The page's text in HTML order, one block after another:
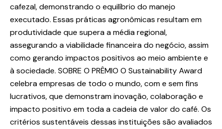
cafezal, demonstrando o equilíbrio do manejo
executado. Essas práticas agronômicas resultam em
produtividade que supera a média regional,
assegurando a viabilidade financeira do negócio, assim
como gerando impactos positivos ao meio ambiente e
à sociedade. SOBRE O PRÊMIO O Sustainability Award
celebra empresas de todo o mundo, com e sem fins
lucrativos, que demonstram inovação, colaboração e
impacto positivo em toda a cadeia de valor do café. Os
critérios sustentáveis dessas instituições são avaliados